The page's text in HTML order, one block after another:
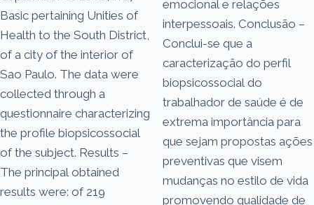
Basic pertaining Unities of
Health to the South District,
of a city of the interior of
Sao Paulo. The data were
collected through a
questionnaire characterizing
the profile biopsicossocial
of the subject. Results –
The principal obtained
results were: of 219
emocional e relações
interpessoais. Conclusão –
Conclui-se que a
caracterização do perfil
biopsicossocial do
trabalhador de saúde é de
extrema importância para
que sejam propostas ações
preventivas que visem
mudanças no estilo de vida
promovendo qualidade de